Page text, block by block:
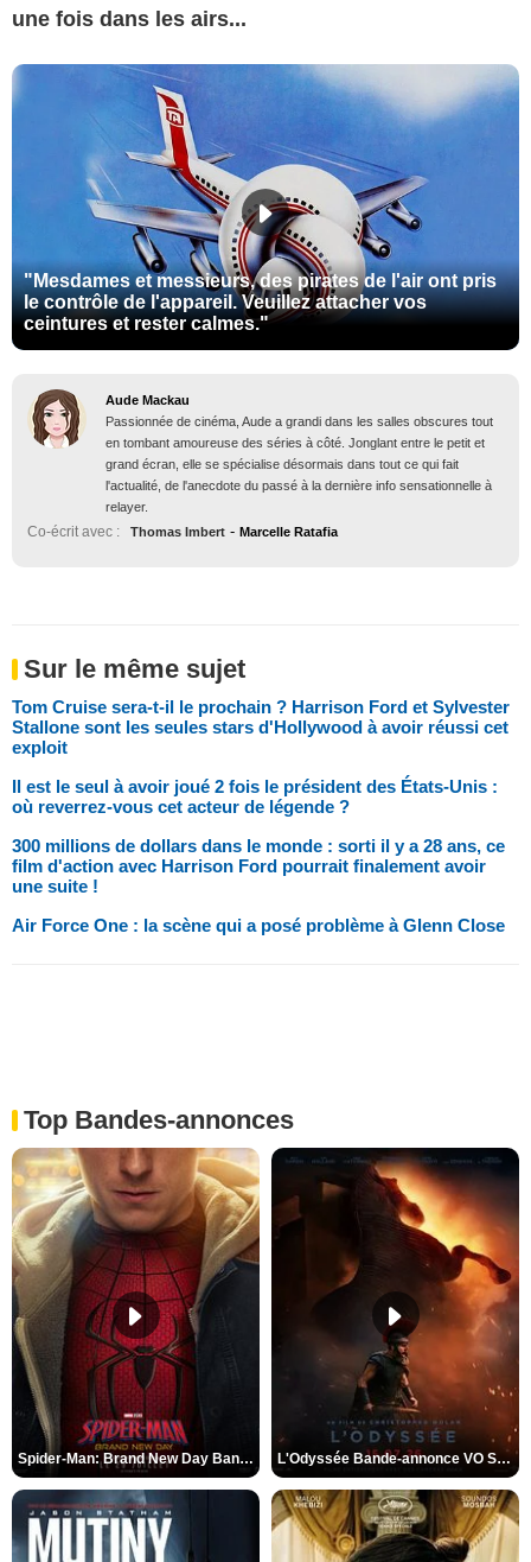
une fois dans les airs...
"Mesdames et messieurs, des pirates de l'air ont pris
le contrôle de l'appareil. Veuillez attacher vos
ceintures et rester calmes."
Aude Mackau
Passionnée de cinéma, Aude a grandi dans les salles obscures tout
en tombant amoureuse des séries à côté. Jonglant entre le petit et
grand écran, elle se spécialise désormais dans tout ce qui fait
l'actualité, de l'anecdote du passé à la dernière info sensationnelle à
relayer.
Co-écrit avec : Thomas Imbert - Marcelle Ratafia
Sur le même sujet
Tom Cruise sera-t-il le prochain ? Harrison Ford et Sylvester
Stallone sont les seules stars d'Hollywood à avoir réussi cet
exploit
Il est le seul à avoir joué 2 fois le président des États-Unis :
où reverrez-vous cet acteur de légende ?
300 millions de dollars dans le monde : sorti il y a 28 ans, ce
film d'action avec Harrison Ford pourrait finalement avoir
une suite !
Air Force One : la scène qui a posé problème à Glenn Close
Top Bandes-annonces
Spider-Man: Brand New Day Bande-annonce VO STFR L'Odyssée Bande-annonce VO STFR